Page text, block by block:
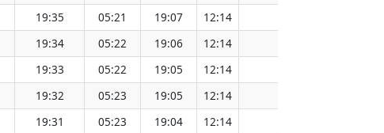
19:35 05:21 19:07 12:14
19:34 05:22 19:06 12:14
19:33 05:22 19:05 12:14
19:32 05:23 19:05 12:14
19:31 05:23 19:04 12:14